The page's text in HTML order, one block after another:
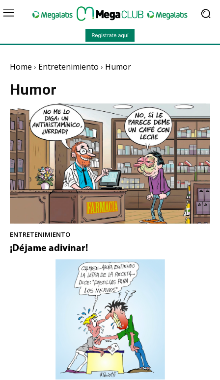
Home Entretenimiento Humor
Humor
ENTRETENIMIENTO
¡Déjame adivinar!